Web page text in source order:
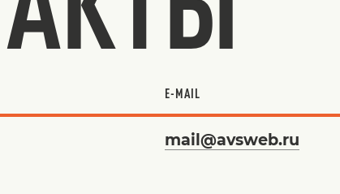
E-MAIL
mail@avsweb.ru